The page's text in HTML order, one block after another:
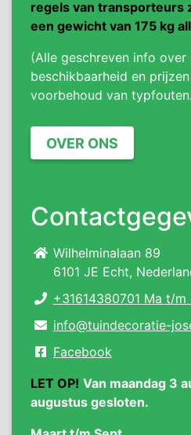
regels van transporteurs
een gewicht van 175 kg
(Alle geschreven info over
beschikbaarheid en
voorbehoud van
OVER ONS
Wilhelminalaan 89
6101 JE Echt,
+31614380701 Ma t/m
info@tuindecoratie-
Facebook
LET OP! Van maandag 3
augustus gesloten.